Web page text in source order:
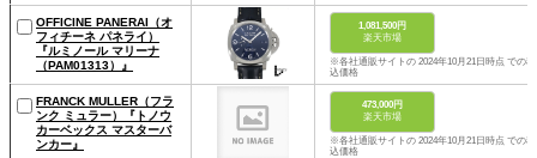
OFFICINE PANERAI（オ
フィチーネ パネライ）
『ルミノール マリーナ
（PAM01313）』
1,081,500円
楽天市場
※各社通販サイトの 2024年10月21日時点 での税
込価格
FRANCK MULLER（フラ
ンク ミュラー）『トノウ
カーベックス マスターバ
ンカー』
473,000円
楽天市場
※各社通販サイトの 2024年10月21日時点 での税
込価格